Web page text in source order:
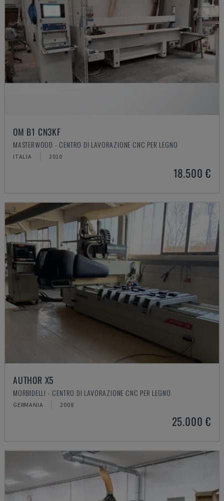
OM B1 CN3KF
MASTERWOOD - CENTRO DI LAVORAZIONE CNC PER LEGNO
ITALIA 2010
18.500 €
AUTHOR X5
MORBIDELLI - CENTRO DI LAVORAZIONE CNC PER LEGNO
GERMANIA 2008
25.000 €